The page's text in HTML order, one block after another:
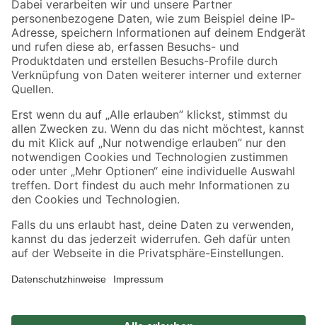
Zahlungsarten Versandarten
Sicher einkaufen
Jetzt die toom-App herunterladen
Alle Preisangaben in EUR inkl. gesetzl. MwSt.. Die dargestellten Angebote sind unter
Umständen nicht in allen Märkten verfügbar. Die angegebenen Verfügbarkeiten beziehen
Produkte nur solange der Vorrat reicht.
*Paketversand ab 59 € versandkostenfrei, gilt nicht für Artikel mit Speditionsversand, hier